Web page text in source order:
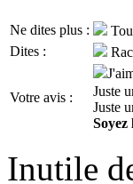
Ne dites plus :
Dites :
Votre avis :
Juste
Juste
Soyez
Inutile